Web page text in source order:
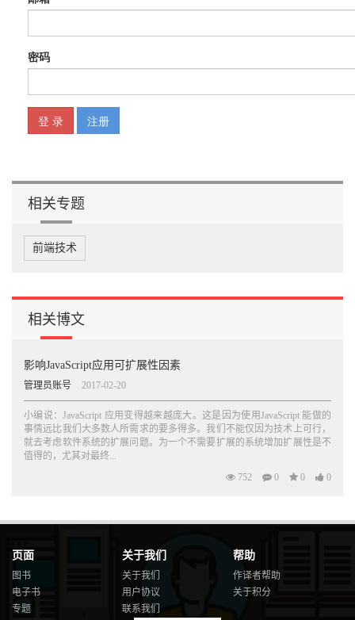
相关专题
前端技术
相关博文
影响JavaScript应用可扩展性因素
管理员账号 2017-02-20
小编说：JavaScript 应用变得越来越庞大。这是因为使用JavaScript 能做的
事情远比我们大多数人所需求的要多得多。我们不能仅因为技术上可行，
就去考虑软件系统的扩展问题。为一个不需要扩展的系统增加扩展性是不
值得的，尤其对最终...
752
0 0 0
页面
图书
电子书
专题
关于我们
关于我们
用户协议
联系我们
帮助
作译者帮助
关于积分